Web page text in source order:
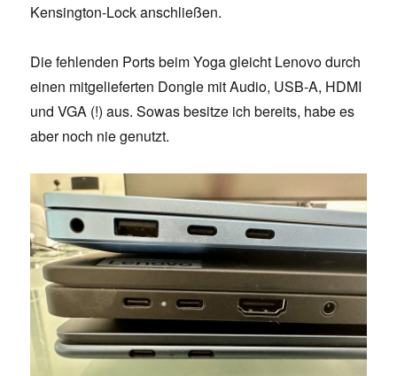
Kensington-Lock anschließen.
Die fehlenden Ports beim Yoga gleicht Lenovo durch
einen mitgelieferten Dongle mit Audio, USB-A, HDMI
und VGA (!) aus. Sowas besitze ich bereits, habe es
aber noch nie genutzt.